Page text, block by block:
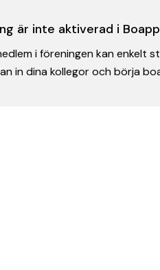
är inte aktiverad i
i föreningen kan enkelt
in dina kollegor och börja